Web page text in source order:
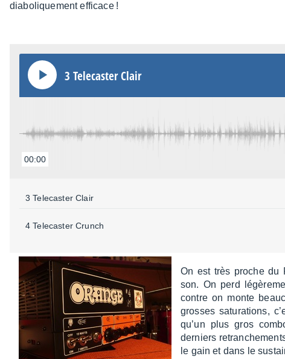
diabo­lique­ment effi­cace !
3 Tele­cas­ter Clair
00:00
3 Tele­cas­ter Clair
4 Tele­cas­ter Crunch
On est très proche du
son. On perd
contre on monte
grosses satu­ra­tions,
qu’un plus gros
derniers
le gain et dans le